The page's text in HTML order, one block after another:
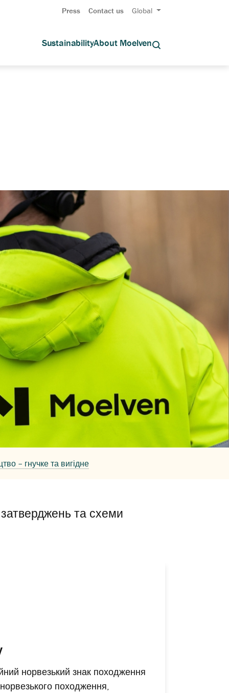
Press Contact us Global
SustainabilityAbout Moelven
– гнучке та вигідне
затверджень та схеми
норвезький знак походження
походження,